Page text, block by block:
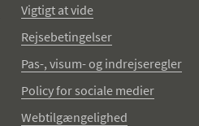
Vigtigt at vide
Rejsebetingelser
Pas-, visum- og indrejseregler
Policy for sociale medier
Webtilgængelighed